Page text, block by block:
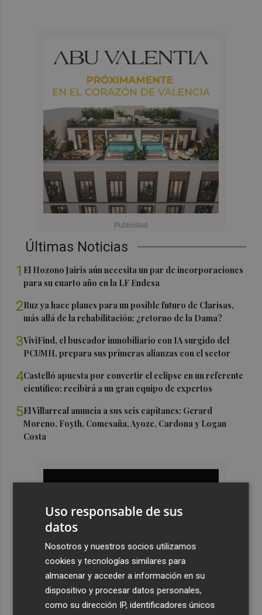
Últimas Noticias
1 El Hozono Jairis aún necesita un par de incorporaciones
para su cuarto año en la LF Endesa
2Ruz ya hace planes para un posible futuro de Clarisas,
más allá de la rehabilitación: ¿retorno de la Dama?
3ViviFind, el buscador inmobiliario con IA surgido del
PCUMH, prepara sus primeras alianzas con el sector
4Castelló apuesta por convertir el eclipse en un referente
científico: recibirá a un gran equipo de expertos
5El Villarreal anuncia a sus seis capitanes: Gerard
Moreno, Foyth, Comesaña, Ayoze, Cardona y Logan
Costa
Uso responsable de sus
datos
Nosotros y nuestros socios utilizamos
cookies y tecnologías similares para
almacenar y acceder a información en su
dispositivo y procesar datos personales,
como su dirección IP, identificadores únicos